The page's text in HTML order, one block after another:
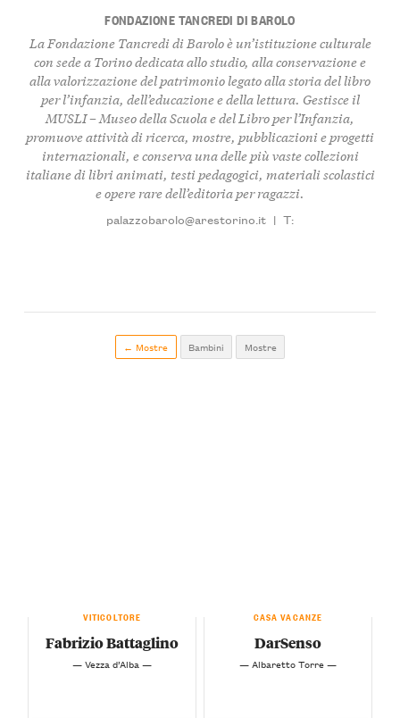
FONDAZIONE TANCREDI DI BAROLO
La Fondazione Tancredi di Barolo è un’istituzione culturale
con sede a Torino dedicata allo studio, alla conservazione e
alla valorizzazione del patrimonio legato alla storia del libro
per l’infanzia, dell’educazione e della lettura. Gestisce il
MUSLI – Museo della Scuola e del Libro per l’Infanzia,
promuove attività di ricerca, mostre, pubblicazioni e progetti
internazionali, e conserva una delle più vaste collezioni
italiane di libri animati, testi pedagogici, materiali scolastici
e opere rare dell’editoria per ragazzi.
palazzobarolo@arestorino.it | T:
← Mostre Bambini Mostre
VITICOLTORE
Fabrizio Battaglino
— Vezza d’Alba —
CASA VACANZE
DarSenso
— Albaretto Torre —